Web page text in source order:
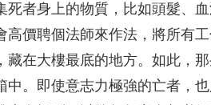
死者身上的物質，比如頭髮、
高價聘個法師來作法，將所有
藏在大樓最底的地方。如此，
中。即使意志力極強的亡者，